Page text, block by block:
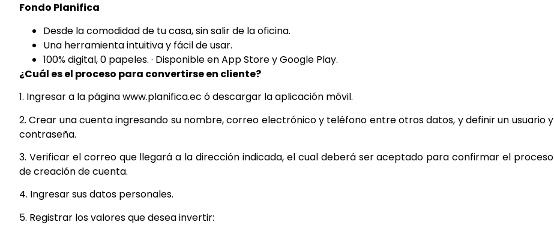
Fondo Planifica
Desde la comodidad de tu casa, sin salir de la oficina.
Una herramienta intuitiva y fácil de usar.
100% digital, 0 papeles. · Disponible en App Store y Google Play.
¿Cuál es el proceso para convertirse en cliente?
1. Ingresar a la página www.planifica.ec ó descargar la aplicación móvil.
2. Crear una cuenta ingresando su nombre, correo electrónico y teléfono entre otros datos, y definir un usuario y
contraseña.
3. Verificar el correo que llegará a la dirección indicada, el cual deberá ser aceptado para confirmar el proceso
de creación de cuenta.
4. Ingresar sus datos personales.
5. Registrar los valores que desea invertir: